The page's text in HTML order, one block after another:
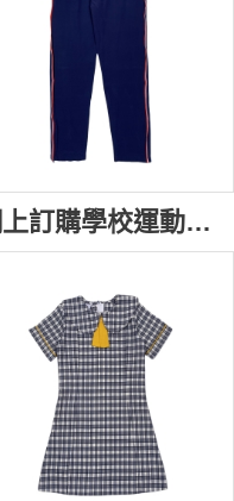
[網上訂購學校運動褲] ｜Newcastle High School 藍色團體校服運動長褲｜側邊撞色條 下腳拉鏈設計｜校服褲專門店 SU382